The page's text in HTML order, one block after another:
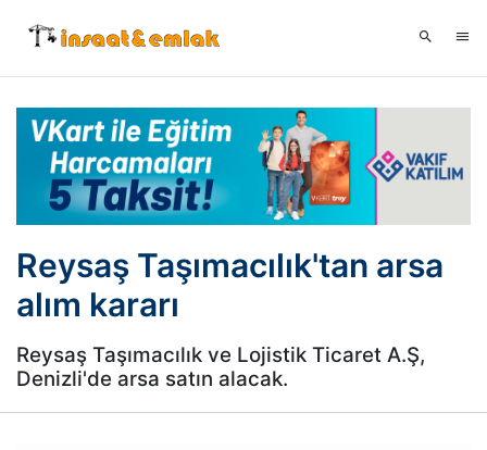
Reysaş Taşımacılık'tan arsa
alım kararı
Reysaş Taşımacılık ve Lojistik Ticaret A.Ş,
Denizli'de arsa satın alacak.